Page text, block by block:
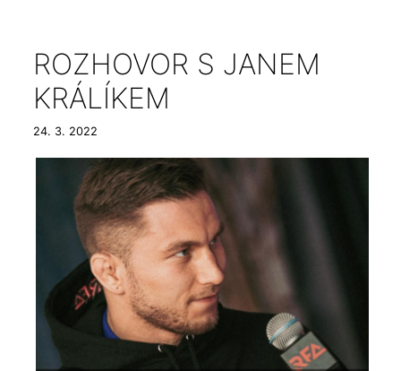
ROZHOVOR S JANEM
KRÁLÍKEM
24. 3. 2022